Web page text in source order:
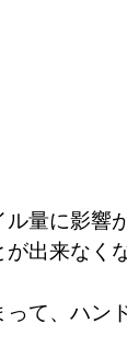
量に影響
出来なく
て、ハン